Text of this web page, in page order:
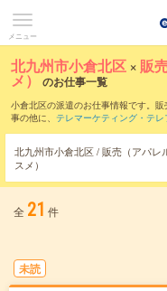
メニュー
北九州市小倉北区 × 販
メ）のお仕事一覧
小倉北区の派遣のお仕事情報です。
事の他に、 テレマーケティング・テ
でいただけます。職種辞典： 販売（ア
は？とは？
北九州市小倉北区 / 販売（アパレ
スメ）
全 21 件
未読